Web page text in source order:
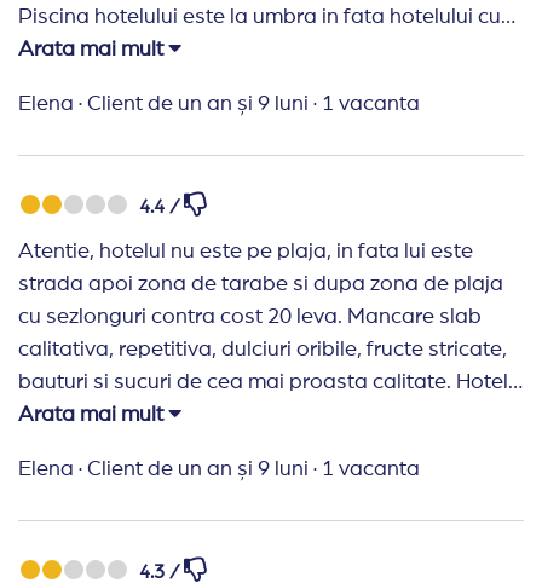
Piscina hotelului este la umbra in fata hotelului cu
apa rece si un bar care arata din anii 80 de la care
am vazut vreodata. Mancarea slaba calitativa,
miros greu de suportat. Nu recomand.
Recomand Travelplanner: Super agentie, top!!
Arata mai mult
Elena · Client de un an și 9 luni · 1 vacanta
4.4 /
Atentie, hotelul nu este pe plaja, in fata lui este
strada apoi zona de tarabe si dupa zona de plaja
cu sezlonguri contra cost 20 leva. Mancare slab
calitativa, repetitiva, dulciuri oribile, fructe stricate,
bauturi si sucuri de cea mai proasta calitate. Hotel
vechi miros inchis, personal care nu informeaza cu
piscina hotelului mica rece si la umbra. Nu
Recomand Travelplanner:
Arata mai mult
Elena · Client de un an și 9 luni · 1 vacanta
4.3 /